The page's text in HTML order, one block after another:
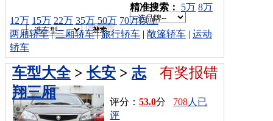
车型搜索：
精准搜索： 5万 8万
12万 15万 22万 35万 50万 70万以上
两厢轿车|三厢轿车|旅行轿车 | 敞篷轿车 | 运动
轿车
有奖报错
车型大全> 长安 > 志
翔三厢
评分：53.0分 708人已
评